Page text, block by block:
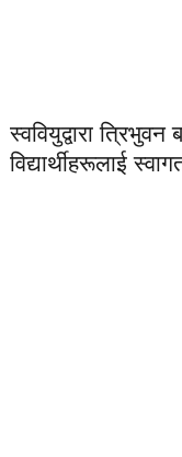
स्ववियुद्वारा
विद्यार्थीहरूलाई